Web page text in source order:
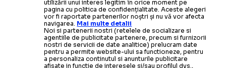
utilizării unui interes legitim în orice moment pe
pagina cu politica de confidențialitate. Aceste alegeri
vor fi raportate partenerilor noștri și nu vă vor afecta
navigarea. Mai multe detalii
Noi si partenerii nostri (retelele de socializare si
agentiile de publicitate partenere, precum si furnizorii
nostri de servicii de date analitice) prelucram date
pentru a permite website-ului sa functioneze, pentru
a personaliza continutul si anunturile publicitare
afisate in functie de interesele si/sau profilul dvs.,